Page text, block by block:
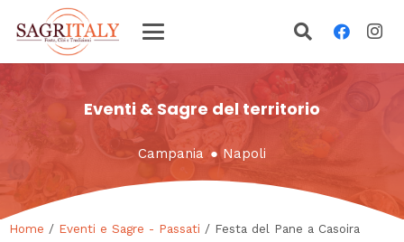
Eventi & Sagre del territorio
Campania ● Napoli
Home / Eventi e Sagre - Passati / Festa del Pane a Casoira